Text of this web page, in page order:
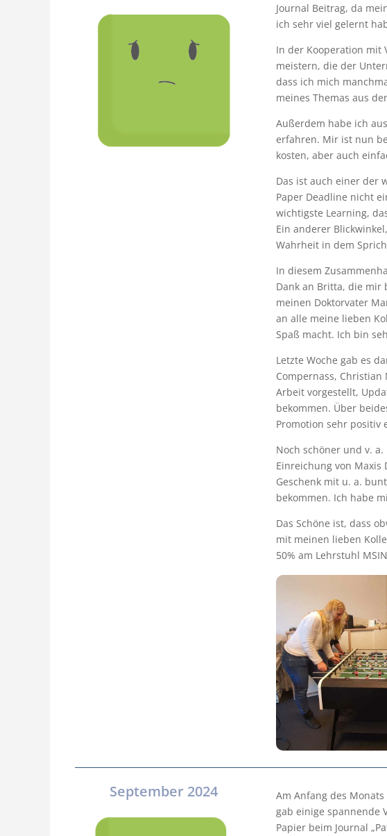
Journal Beitrag, da
ich sehr viel gelernt
In der Kooperation mit
meistern, die der
dass ich mich
meines Themas aus
Außerdem habe ich
erfahren. Mir ist nun
kosten, aber auch
Das ist auch einer der
Paper Deadline nicht
wichtigste Learning,
Ein anderer
Wahrheit in dem
In diesem
Dank an Britta, die mir
meinen Doktorvater
an alle meine lieben
Spaß macht. Ich bin
Letzte Woche gab es
Compernass,
Arbeit vorgestellt,
bekommen. Über
Promotion sehr positiv
Noch schöner und v.
Einreichung von
Geschenk mit u. a.
bekommen. Ich habe
Das Schöne ist, dass
mit meinen lieben
50% am Lehrstuhl
September 2024
Am Anfang des
gab einige spannende
Papier beim Journal